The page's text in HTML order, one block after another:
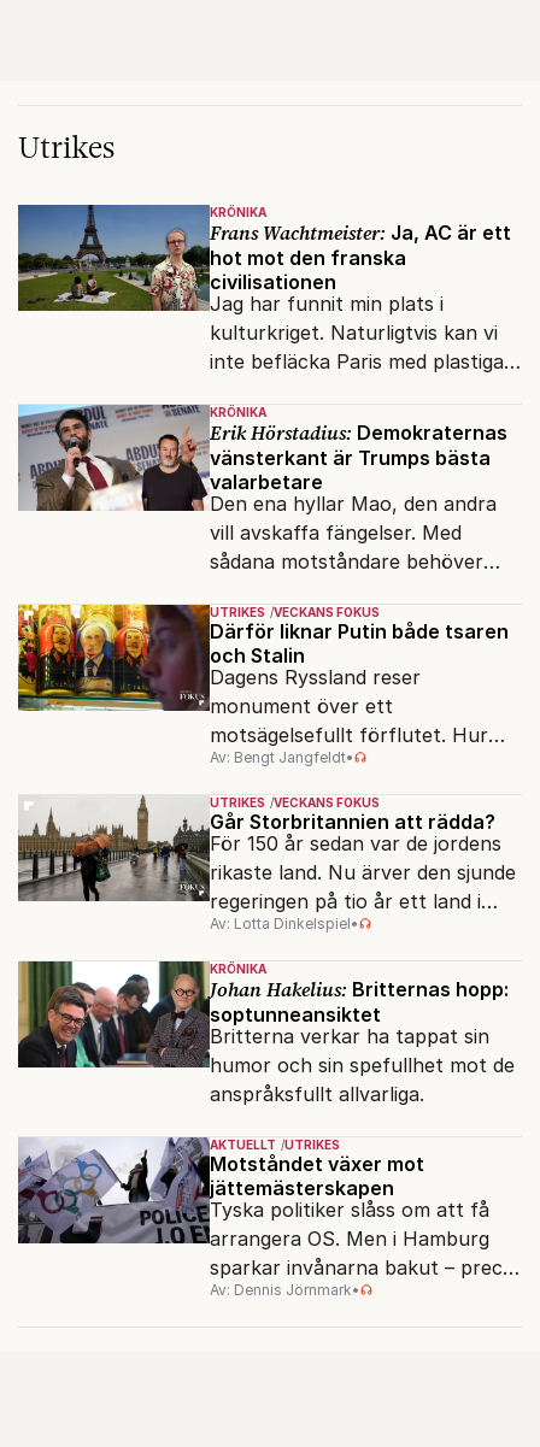
Utrikes
KRÖNIKA
Frans Wachtmeister: Ja, AC är ett
hot mot den franska
civilisationen
Jag har funnit min plats i
kulturkriget. Naturligtvis kan vi
inte befläcka Paris med plastiga
KRÖNIKA
Erik Hörstadius: Demokraternas
vänsterkant är Trumps bästa
valarbetare
Den ena hyllar Mao, den andra
vill avskaffa fängelser. Med
sådana motståndare behöver
vänner.
UTRIKES VECKANS FOKUS
Därför liknar Putin både tsaren
och Stalin
Dagens Ryssland reser
monument över ett
motsägelsefullt förflutet. Hur
kunde två revolutioner förändra
hela samhället – utan att rubba
den ryska statsidén?
Av: Bengt Jangfeldt•
UTRIKES VECKANS FOKUS
Går Storbritannien att rädda?
För 150 år sedan var de jordens
rikaste land. Nu ärver den sjunde
regeringen på tio år ett land i
politiskt och ekonomiskt kaos.
Av: Lotta Dinkelspiel•
KRÖNIKA
Johan Hakelius: Britternas hopp:
soptunneansiktet
Britterna verkar ha tappat sin
humor och sin spefullhet mot de
anspråksfullt allvarliga.
AKTUELLT UTRIKES
Motståndet växer mot
jättemästerskapen
Tyska politiker slåss om att få
arrangera OS. Men i Hamburg
sparkar invånarna bakut – precis
som de gjort tidigare i Paris,
Av: Dennis Jörnmark•